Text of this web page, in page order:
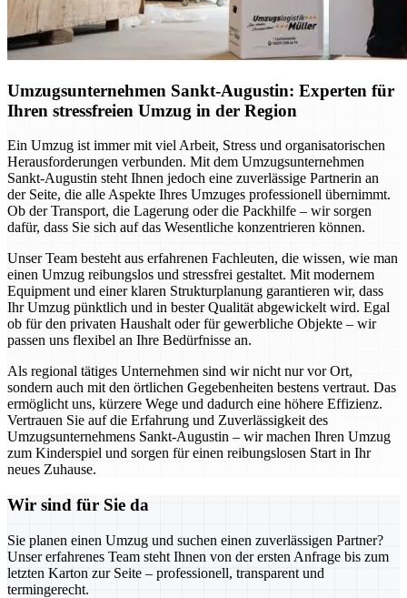
Umzugsunternehmen Sankt-Augustin: Experten für
Ihren stressfreien Umzug in der Region
Ein Umzug ist immer mit viel Arbeit, Stress und organisatorischen
Herausforderungen verbunden. Mit dem Umzugsunternehmen
Sankt-Augustin steht Ihnen jedoch eine zuverlässige Partnerin an
der Seite, die alle Aspekte Ihres Umzuges professionell übernimmt.
Ob der Transport, die Lagerung oder die Packhilfe – wir sorgen
dafür, dass Sie sich auf das Wesentliche konzentrieren können.
Unser Team besteht aus erfahrenen Fachleuten, die wissen, wie man
einen Umzug reibungslos und stressfrei gestaltet. Mit modernem
Equipment und einer klaren Strukturplanung garantieren wir, dass
Ihr Umzug pünktlich und in bester Qualität abgewickelt wird. Egal
ob für den privaten Haushalt oder für gewerbliche Objekte – wir
passen uns flexibel an Ihre Bedürfnisse an.
Als regional tätiges Unternehmen sind wir nicht nur vor Ort,
sondern auch mit den örtlichen Gegebenheiten bestens vertraut. Das
ermöglicht uns, kürzere Wege und dadurch eine höhere Effizienz.
Vertrauen Sie auf die Erfahrung und Zuverlässigkeit des
Umzugsunternehmens Sankt-Augustin – wir machen Ihren Umzug
zum Kinderspiel und sorgen für einen reibungslosen Start in Ihr
neues Zuhause.
Wir sind für Sie da
Sie planen einen Umzug und suchen einen zuverlässigen Partner?
Unser erfahrenes Team steht Ihnen von der ersten Anfrage bis zum
letzten Karton zur Seite – professionell, transparent und
termingerecht.